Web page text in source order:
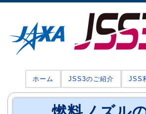
ホーム JSS3のご紹介 JSS